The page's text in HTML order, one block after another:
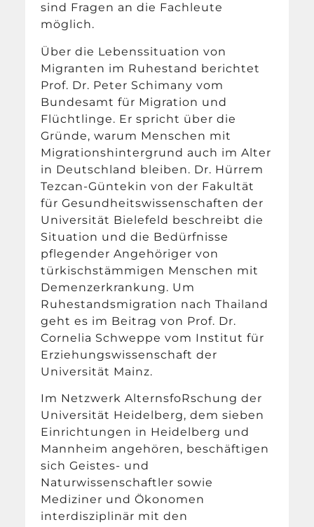
sind Fragen an die Fachleute
möglich.
Über die Lebenssituation von
Migranten im Ruhestand berichtet
Prof. Dr. Peter Schimany vom
Bundesamt für Migration und
Flüchtlinge. Er spricht über die
Gründe, warum Menschen mit
Migrationshintergrund auch im Alter
in Deutschland bleiben. Dr. Hürrem
Tezcan-Güntekin von der Fakultät
für Gesundheitswissenschaften der
Universität Bielefeld beschreibt die
Situation und die Bedürfnisse
pflegender Angehöriger von
türkischstämmigen Menschen mit
Demenzerkrankung. Um
Ruhestandsmigration nach Thailand
geht es im Beitrag von Prof. Dr.
Cornelia Schweppe vom Institut für
Erziehungswissenschaft der
Universität Mainz.
Im Netzwerk AlternsfoRschung der
Universität Heidelberg, dem sieben
Einrichtungen in Heidelberg und
Mannheim angehören, beschäftigen
sich Geistes- und
Naturwissenschaftler sowie
Mediziner und Ökonomen
interdisziplinär mit den